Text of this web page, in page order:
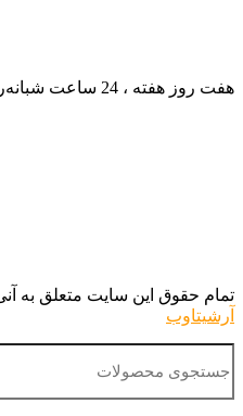
هفت روز هفته ، 24 ساعت شبانه‌روز پاسخگوی شما هستیم.
تمام حقوق این سایت متعلق به
آرشیتاوب